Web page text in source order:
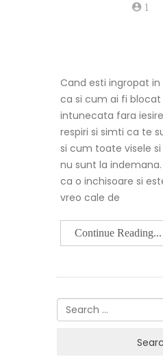
1
Cand esti ingropat
ca si cum ai fi
intunecata fara
respiri si simti ca te
si cum toate visele
nu sunt la
ca o inchisoare si
vreo cale de
Continue Reading...
Search
for: